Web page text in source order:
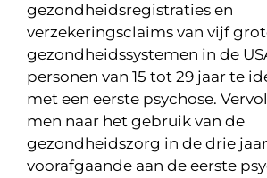
gezondheidsregistraties en
verzekeringsclaims van vijf
gezondheidssystemen in de
personen van 15 tot 29 jaar te
met een eerste psychose.
men naar het gebruik van de
gezondheidszorg in de drie jaar
voorafgaande aan de eerste